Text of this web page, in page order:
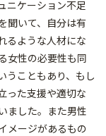
ニケーション不足
聞いて、自分は有
るような人材にな
女性の必要性も同
うこともあり、もし
った支援や適切な
ました。また男性
メージがあるもの